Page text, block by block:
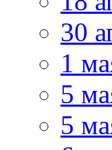
30
1
5
5